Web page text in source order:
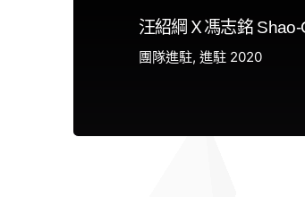
汪紹綱Ｘ馮志銘
團隊進駐 進駐 2020